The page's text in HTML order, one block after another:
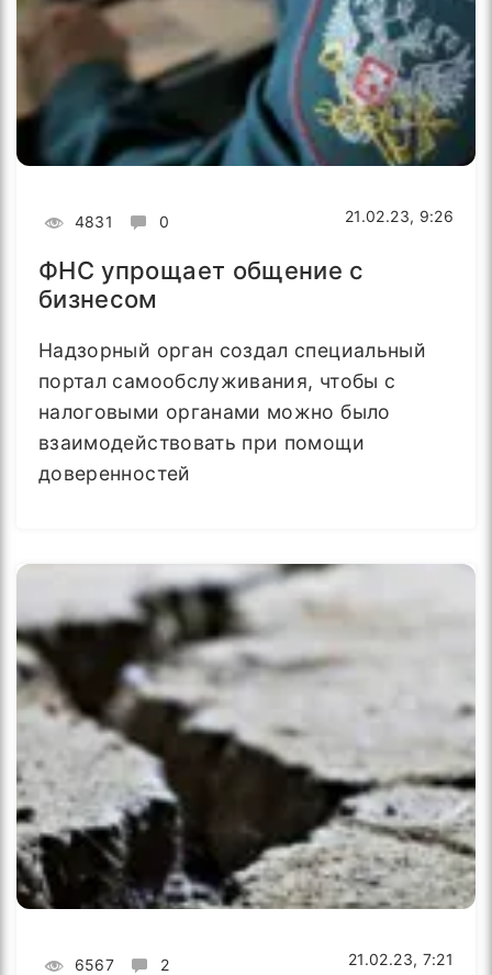
4831 0 21.02.23, 9:26
ФНС упрощает общение с
бизнесом
Надзорный орган создал специальный
портал самообслуживания, чтобы с
налоговыми органами можно было
взаимодействовать при помощи
доверенностей
6567 2 21.02.23, 7:21